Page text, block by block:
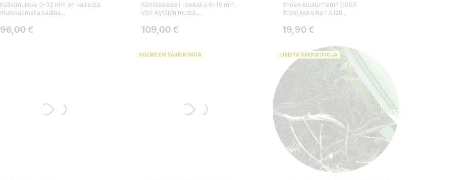
Kalliomurske 0-32 mm on kalliosta
murskaamalla saatua...
Hinta
96,00 €
Koristesepeli, raekoko 6-16 mm.
Väri: Kytäjän musta....
Hinta
109,00 €
Yhden kuutiometrin (1000
litran) kokoinen Siisti...
Hinta
19,90 €
KOLME ERI SÄKKIKOKOA USEITA SÄKKIKOKOJA